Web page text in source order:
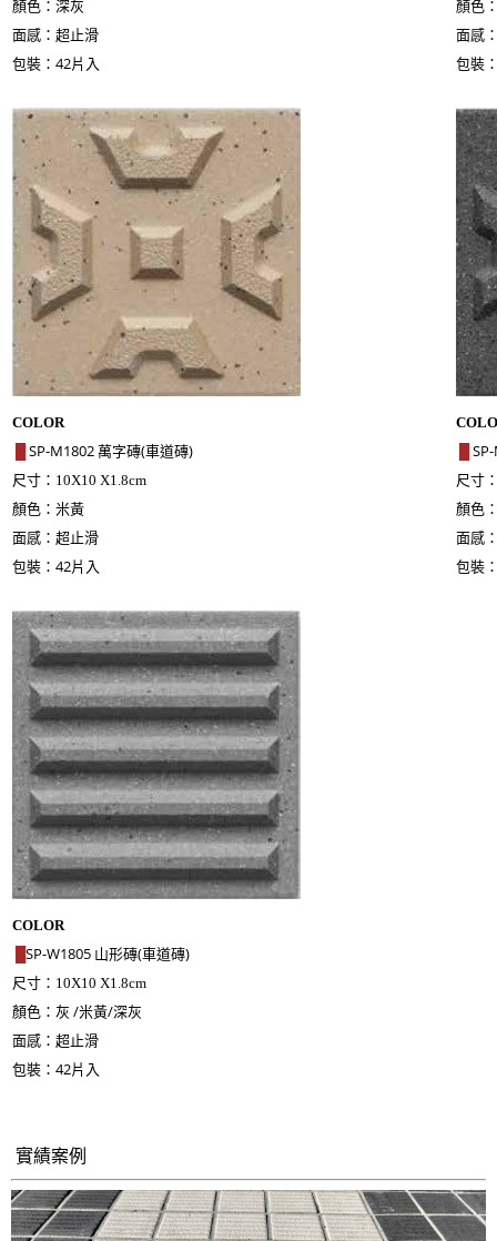
顏色：深灰
面感：超止滑
包裝：42片入
顏色
面感
包裝
COLOR
SP-M1802 萬字磚(車道磚)
尺寸： 10X10 X1.8cm
顏色：米黃
面感：超止滑
包裝：42片入
尺寸
顏色
面感
包裝
COLOR
SP-W1805 山形磚(車道磚)
尺寸： 10X10 X1.8cm
顏色：灰 /米黃/深灰
面感：超止滑
包裝：42片入
實績案例